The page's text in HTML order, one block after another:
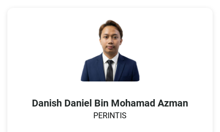
Danish Daniel Bin Mohamad Azman
PERINTIS